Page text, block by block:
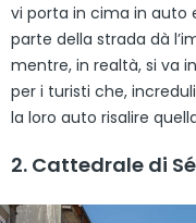
vi porta in cima in auto
parte della strada dà
mentre, in realtà, si va
per i turisti che,
la loro auto risalire
2. Cattedrale di